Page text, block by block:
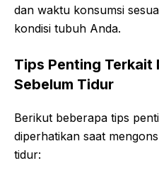
dan waktu konsumsi
kondisi tubuh Anda.
Tips Penting Terkait
Sebelum Tidur
Berikut beberapa tips
diperhatikan saat
tidur: